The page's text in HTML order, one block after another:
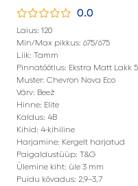
0.0
Laius: 120
Min/Max pikkus: 675/675
Liik: Tamm
Pinnatöötlus: Ekstra Matt Lakk
Muster: Chevron Nova Eco
Värv: Beež
Hinne: Elite
Kaldus: 4B
Kihid: 4-kihiline
Harjamine: Kergelt harjatud
Paigaldustüüp: T&G
Ülemine kiht: üle 3 mm
Puidu kõvadus: 2,9–3,7